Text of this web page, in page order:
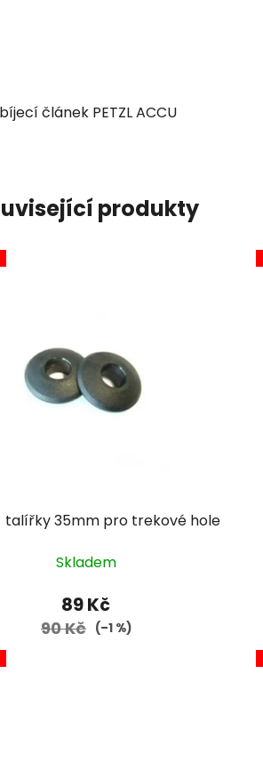
článek PETZL ACCU
produkty
talířky 35mm pro trekové hole
Skladem
89 Kč
90 Kč (–1 %)